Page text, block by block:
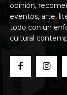
opinión,
eventos, arte,
todo con un
cultural